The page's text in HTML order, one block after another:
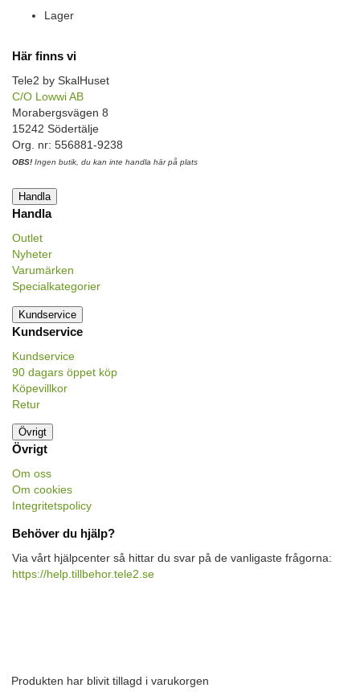
Lager
Här finns vi
Tele2 by SkalHuset
C/O Lowwi AB
Morabergsvägen 8
15242 Södertälje
Org. nr: 556881-9238
OBS! Ingen butik, du kan inte handla här på plats
Handla
Handla
Outlet
Nyheter
Varumärken
Specialkategorier
Kundservice
Kundservice
Kundservice
90 dagars öppet köp
Köpevillkor
Retur
Övrigt
Övrigt
Om oss
Om cookies
Integritetspolicy
Behöver du hjälp?
Via vårt hjälpcenter så hittar du svar på de vanligaste frågorna:
https://help.tillbehor.tele2.se
Produkten har blivit tillagd i varukorgen